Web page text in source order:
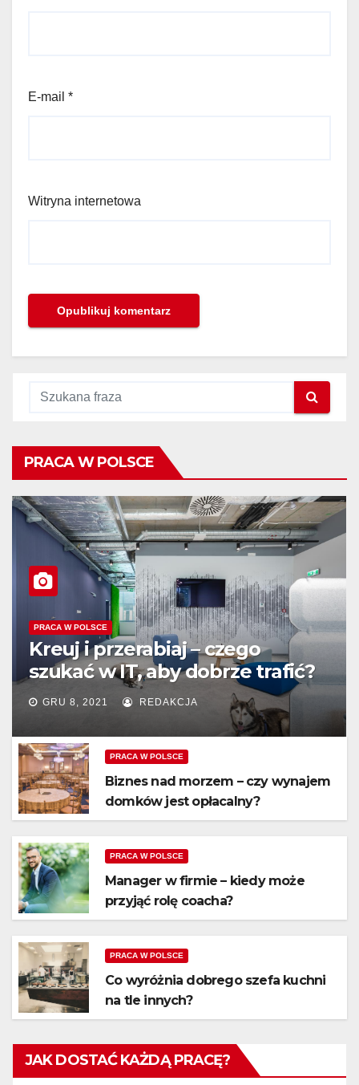
E-mail *
Witryna internetowa
PRACA W POLSCE
PRACA W POLSCE
Kreuj i przerabiaj – czego
szukać w IT, aby dobrze trafić?
GRU 8, 2021 REDAKCJA
PRACA W POLSCE
Biznes nad morzem – czy wynajem
domków jest opłacalny?
PRACA W POLSCE
Manager w firmie – kiedy może
przyjąć rolę coacha?
PRACA W POLSCE
Co wyróżnia dobrego szefa kuchni
na tle innych?
JAK DOSTAĆ KAŻDĄ PRACĘ?